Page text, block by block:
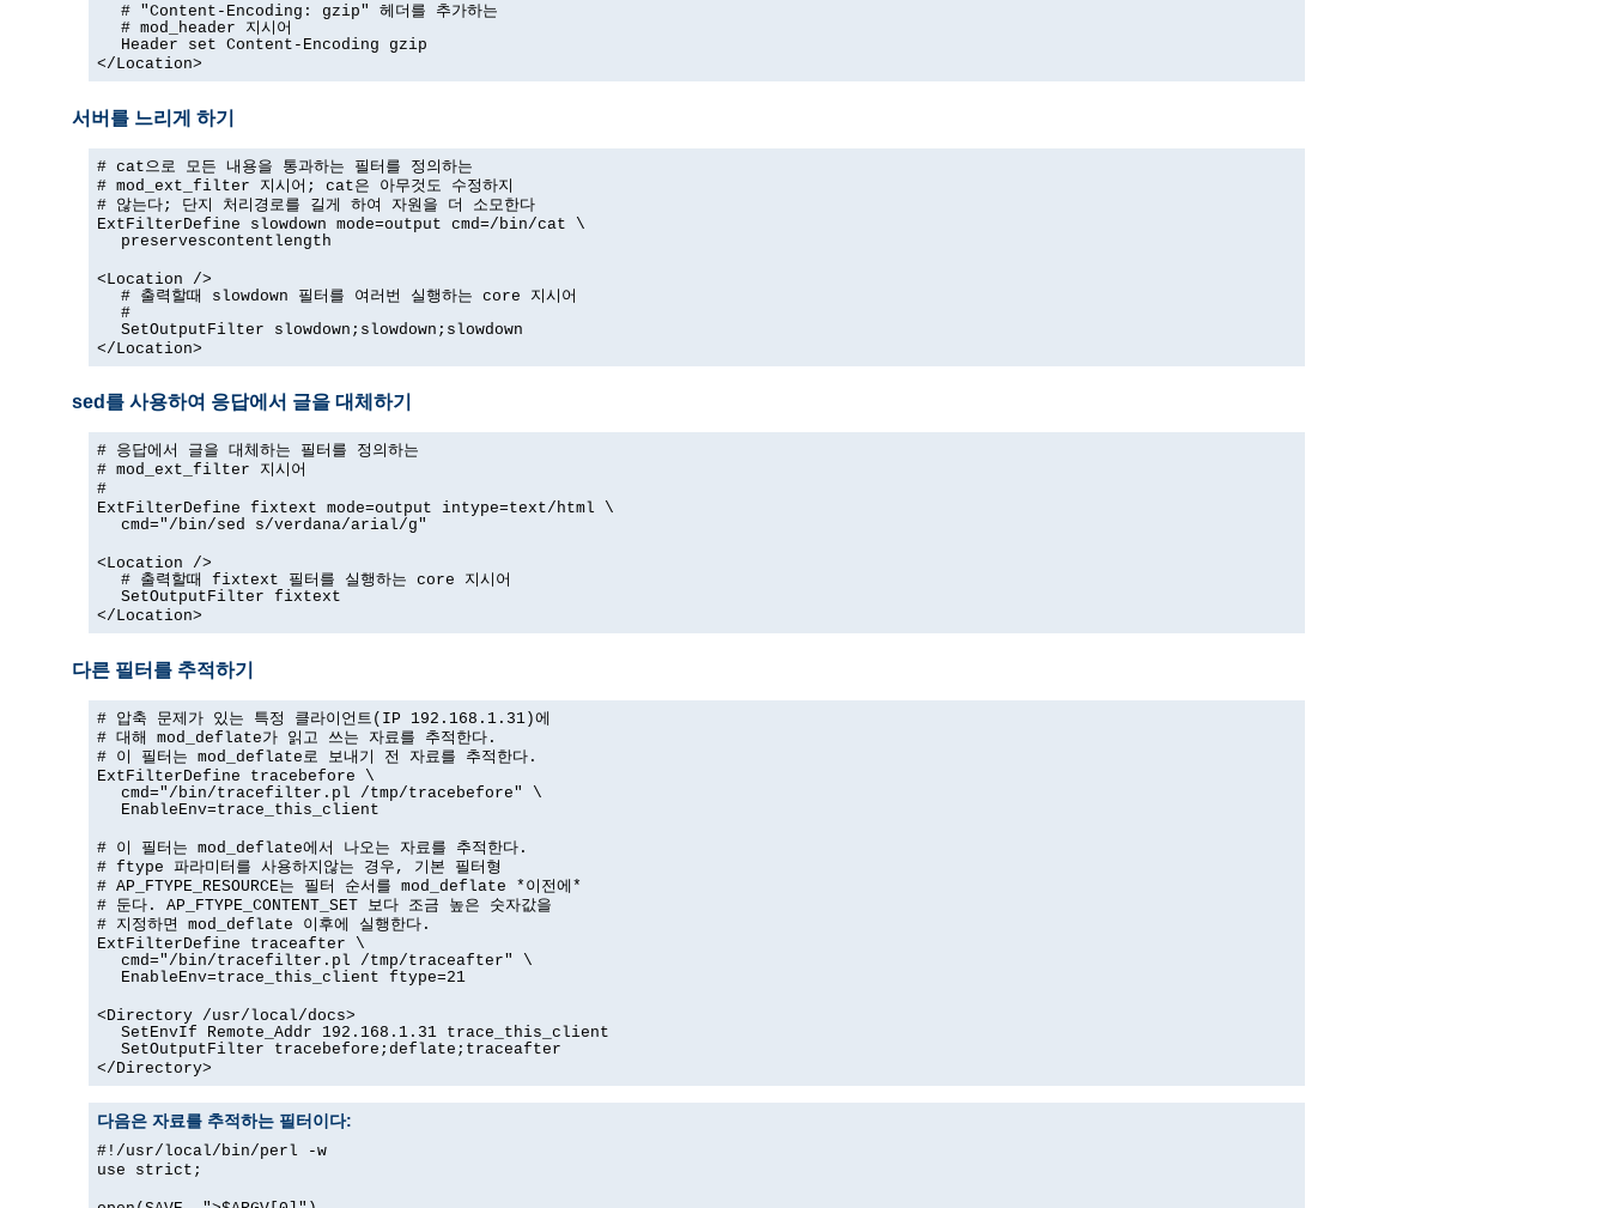
# "Content-Encoding: gzip" 헤더를 추가하는
# mod_header 지시어
Header set Content-Encoding gzip
</Location>
서버를 느리게 하기
# cat으로 모든 내용을 통과하는 필터를 정의하는
# mod_ext_filter 지시어; cat은 아무것도 수정하지
# 않는다; 단지 처리경로를 길게 하여 자원을 더 소모한다
ExtFilterDefine slowdown mode=output cmd=/bin/cat \
preservescontentlength
<Location />
# 출력할때 slowdown 필터를 여러번 실행하는 core 지시어
#
SetOutputFilter slowdown;slowdown;slowdown
</Location>
sed를 사용하여 응답에서 글을 대체하기
# 응답에서 글을 대체하는 필터를 정의하는
# mod_ext_filter 지시어
#
ExtFilterDefine fixtext mode=output intype=text/html \
cmd="/bin/sed s/verdana/arial/g"
<Location />
# 출력할때 fixtext 필터를 실행하는 core 지시어
SetOutputFilter fixtext
</Location>
다른 필터를 추적하기
# 압축 문제가 있는 특정 클라이언트(IP 192.168.1.31)에
# 대해 mod_deflate가 읽고 쓰는 자료를 추적한다.
# 이 필터는 mod_deflate로 보내기 전 자료를 추적한다.
ExtFilterDefine tracebefore \
cmd="/bin/tracefilter.pl /tmp/tracebefore" \
EnableEnv=trace_this_client
# 이 필터는 mod_deflate에서 나오는 자료를 추적한다.
# ftype 파라미터를 사용하지않는 경우, 기본 필터형
# AP_FTYPE_RESOURCE는 필터 순서를 mod_deflate *이전에*
# 둔다. AP_FTYPE_CONTENT_SET 보다 조금 높은 숫자값을
# 지정하면 mod_deflate 이후에 실행한다.
ExtFilterDefine traceafter \
cmd="/bin/tracefilter.pl /tmp/traceafter" \
EnableEnv=trace_this_client ftype=21
<Directory /usr/local/docs>
SetEnvIf Remote_Addr 192.168.1.31 trace_this_client
SetOutputFilter tracebefore;deflate;traceafter
</Directory>
다음은 자료를 추적하는 필터이다:
#!/usr/local/bin/perl -w
use strict;